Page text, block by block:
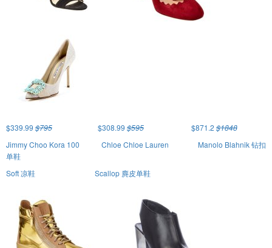
$339.99 $795 $308.99 $595 $871.2 $1848
Jimmy Choo Kora 100
Chloe Chloe Lauren
Manolo Blahnik 钻扣
单鞋
Soft 凉鞋
Scallop 麂皮单鞋